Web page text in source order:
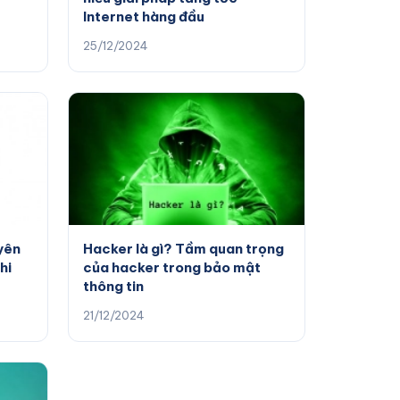
Internet hàng đầu
25/12/2024
Hacker là gì? Tầm quan trọng
của hacker trong bảo mật
thông tin
21/12/2024